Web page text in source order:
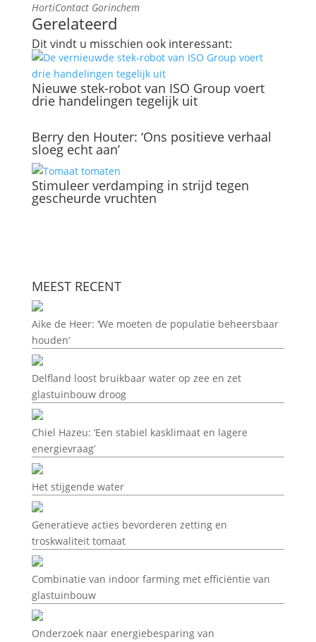
HortiContact Gorinchem
Gerelateerd
Dit vindt u misschien ook interessant:
Nieuwe stek-robot van ISO Group voert
drie handelingen tegelijk uit
Berry den Houter: ‘Ons positieve verhaal
sloeg echt aan’
Stimuleer verdamping in strijd tegen
gescheurde vruchten
MEEST RECENT
Aike de Heer: ‘We moeten de populatie beheersbaar
houden’
Delfland loost bruikbaar water op zee en zet
glastuinbouw droog
Chiel Hazeu: ‘Een stabiel kasklimaat en lagere
energievraag’
Het stijgende water
Generatieve acties bevorderen zetting en
troskwaliteit tomaat
Combinatie van indoor farming met efficiëntie van
glastuinbouw
Onderzoek naar energiebesparing van